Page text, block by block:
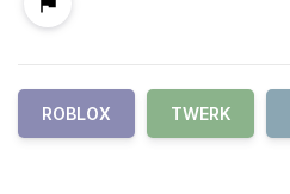
ROBLOX TWERK